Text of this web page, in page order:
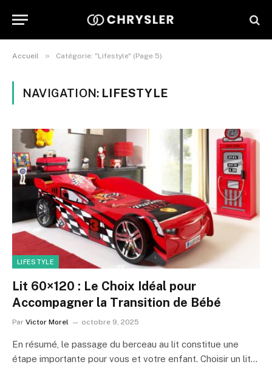
Accueil » Catégorie: "Lifestyle" (Page 5)
NAVIGATION: LIFESTYLE
LIFESTYLE
Lit 60×120 : Le Choix Idéal pour
Accompagner la Transition de Bébé
Par Victor Morel octobre 9, 2025
En résumé, le passage du berceau au lit constitue une
étape importante pour vous et votre enfant. Choisir un lit…